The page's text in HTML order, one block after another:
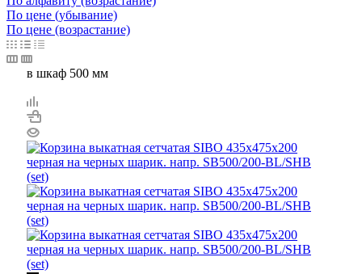
По цене (убывание)
По цене (возрастание)
в шкаф 500 мм